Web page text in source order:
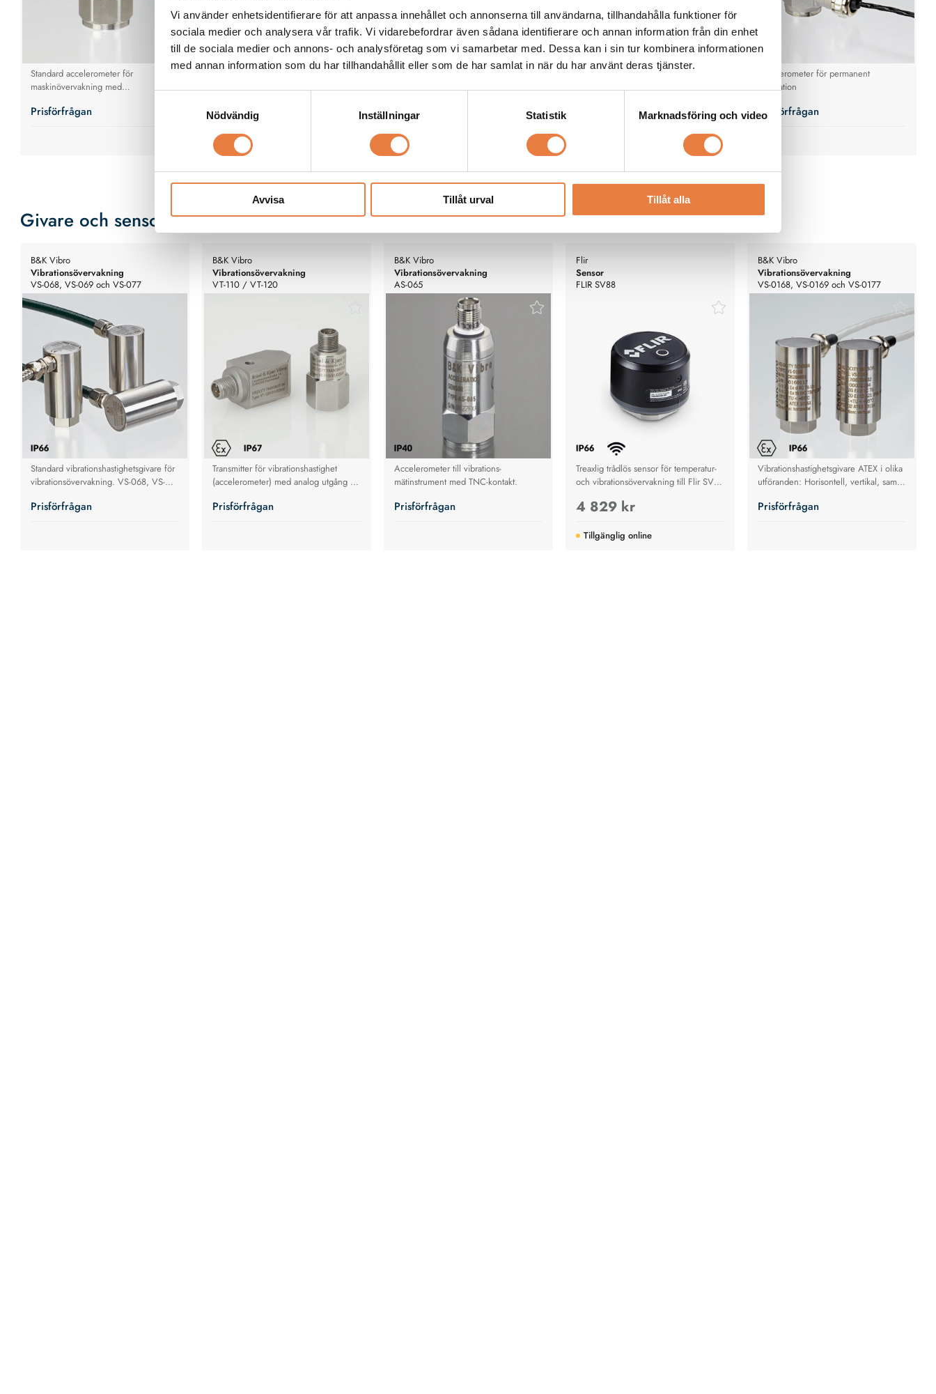
Vi använder enhetsidentifierare för att anpassa innehållet och annonserna till användarna, tillhandahålla funktioner för
sociala medier och analysera vår trafik. Vi vidarebefordrar även sådana identifierare och annan information från din enhet
till de sociala medier och annons- och analysföretag som vi samarbetar med. Dessa kan i sin tur kombinera informationen
med annan information som du har tillhandahållit eller som de har samlat in när du har använt deras tjänster.
Nödvändig
Inställningar Statistik Marknadsföring och video
Avvisa Tillåt urval Tillåt alla
Standard accelerometer för
maskinövervakning med
Prisförfrågan Prisförfrågan
maskinövervakning. För permanenta
öppen kabelände.
Prisförfrågan
Accelerometer till vibrations-
mätinstrument med TNC-kontakt.
Accelerometer för permanent
installation
Prisförfrågan
Givare och sensorer
B&K Vibro
Vibrationsövervakning
VS-068, VS-069 och VS-077
Standard vibrationshastighetsgivare för
vibrationsövervakning. VS-068, VS-
vertikal mätning. Klarar höga
Prisförfrågan
B&K Vibro
Vibrationsövervakning
VT-110 / VT-120
Transmitter för vibrationshastighet
(accelerometer) med analog utgång 4-
Prisförfrågan
B&K Vibro
Vibrationsövervakning
AS-065
Accelerometer till vibrations-
mätinstrument med TNC-kontakt.
Prisförfrågan
Flir
Sensor
FLIR SV88
Treaxlig trådlös sensor för temperatur-
och vibrationsövervakning till Flir SV88
4 829 kr
Tillgänglig online
B&K Vibro
Vibrationsövervakning
VS-0168, VS-0169 och VS-0177
Vibrationshastighetsgivare ATEX i olika
utföranden: Horisontell, vertikal, samt
Prisförfrågan